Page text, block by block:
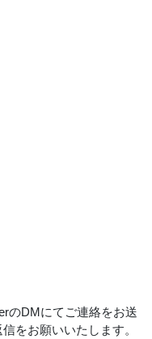
のDMにてご連絡をお送
をお願いいたします。